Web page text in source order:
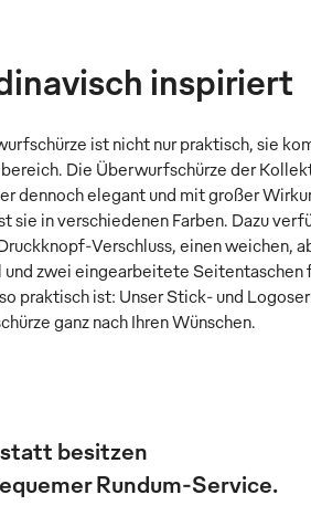
inspiriert
ist nicht nur praktisch, sie
Die Überwurfschürze der
dennoch elegant und mit großer
sie in verschiedenen Farben. Dazu
Verschluss, einen weichen,
und zwei eingearbeitete Seitentaschen
praktisch ist: Unser Stick- und
ganz nach Ihren Wünschen.
besitzen
Rundum-Service.